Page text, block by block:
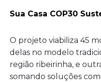
Sua Casa COP30
O projeto viabiliza 45
delas no modelo
região ribeirinha, e
somando soluções